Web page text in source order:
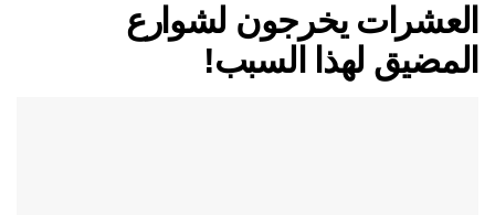
العشرات يخرجون لشوارع
المضيق لهذا السبب!